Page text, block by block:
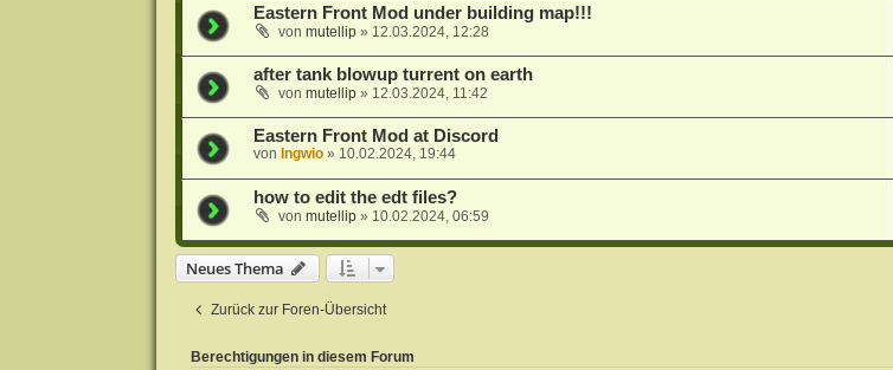
Eastern Front Mod under building map!!!
von mutellip» 12.03.2024, 12:28
after tank blowup turrent on earth
von mutellip» 12.03.2024, 11:42
Eastern Front Mod at Discord
von Ingwio» 10.02.2024, 19:44
how to edit the edt files?
von mutellip» 10.02.2024, 06:59
Neues Thema
Zurück zur Foren-Übersicht
Berechtigungen in diesem Forum